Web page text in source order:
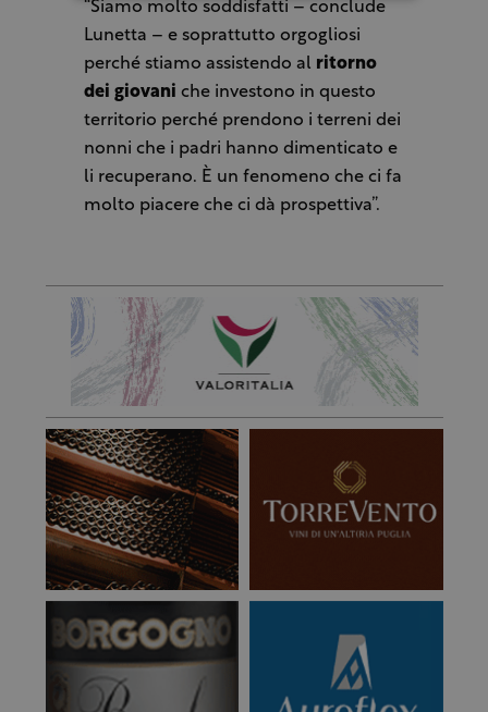
“Siamo molto soddisfatti – conclude
Lunetta – e soprattutto orgogliosi
perché stiamo assistendo al ritorno
dei giovani che investono in questo
territorio perché prendono i terreni dei
nonni che i padri hanno dimenticato e
li recuperano. È un fenomeno che ci fa
molto piacere che ci dà prospettiva”.